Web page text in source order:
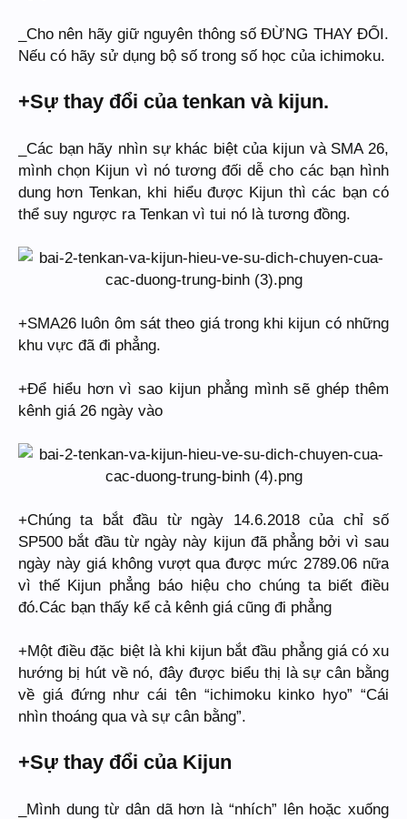
_Cho nên hãy giữ nguyên thông số ĐỪNG THAY ĐỔI.
Nếu có hãy sử dụng bộ số trong số học của ichimoku.
+Sự thay đổi của tenkan và kijun.
_Các bạn hãy nhìn sự khác biệt của kijun và SMA 26,
mình chọn Kijun vì nó tương đối dễ cho các bạn hình
dung hơn Tenkan, khi hiểu được Kijun thì các bạn có
thể suy ngược ra Tenkan vì tui nó là tương đồng.
+SMA26 luôn ôm sát theo giá trong khi kijun có những
khu vực đã đi phẳng.
+Để hiểu hơn vì sao kijun phẳng mình sẽ ghép thêm
kênh giá 26 ngày vào
+Chúng ta bắt đầu từ ngày 14.6.2018 của chỉ số
SP500 bắt đầu từ ngày này kijun đã phẳng bởi vì sau
ngày này giá không vượt qua được mức 2789.06 nữa
vì thế Kijun phẳng báo hiệu cho chúng ta biết điều
đó.Các bạn thấy kể cả kênh giá cũng đi phẳng
+Một điều đặc biệt là khi kijun bắt đầu phẳng giá có xu
hướng bị hút về nó, đây được biểu thị là sự cân bằng
về giá đứng như cái tên “ichimoku kinko hyo” “Cái
nhìn thoáng qua và sự cân bằng”.
+Sự thay đổi của Kijun
_Mình dung từ dân dã hơn là “nhích” lên hoặc xuống